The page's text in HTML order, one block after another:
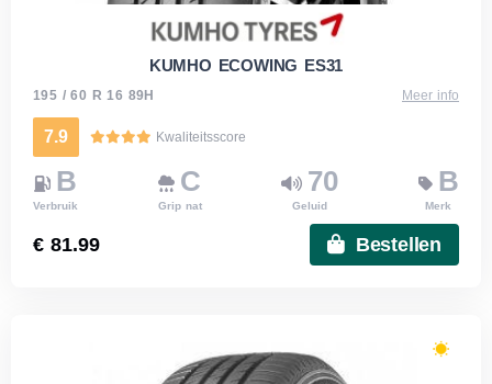
KUMHO ECOWING ES31
195 / 60 R 16 89H Meer info
7.9 Kwaliteitsscore
B
Verbruik
C
Grip nat
70
Geluid
B
Merk
€ 81.99 Bestellen